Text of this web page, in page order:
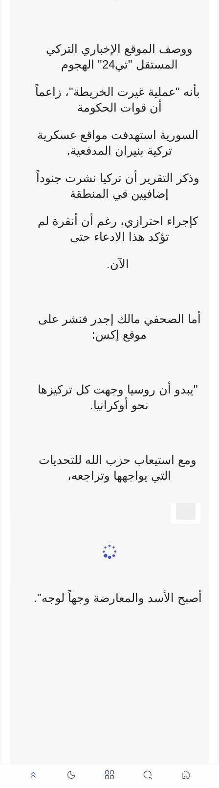
ووصف الموقع الإخباري التركي
المستقل "تي24" الهجوم
بأنه "عملية غيرت الخريطة"، زاعماً
أن قوات الحكومة
السورية استهدفت مواقع عسكرية
تركية بنيران المدفعية.
وذكر التقرير أن تركيا نشرت جنوداً
إضافيين في المنطقة
كإجراء احترازي، رغم أن أنقرة لم
تؤكد هذا الادعاء حتى
الآن.
أما الصحفي مالك إجدر فنشر على
موقع إكس:
"يبدو أن روسيا وجهت كل تركيزها
نحو أوكرانيا.
ومع استيعاب حزب الله للتحديات
التي يواجهها وتراجعه،
أصبح الأسد والمعارضة وجهاً لوجه".